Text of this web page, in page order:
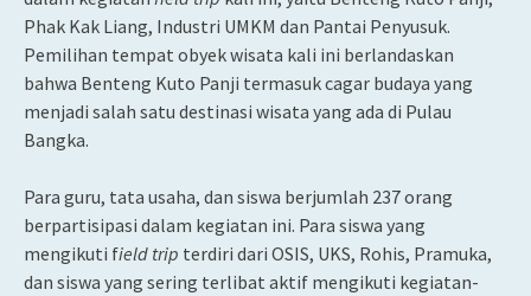
Phak Kak Liang, Industri UMKM dan Pantai Penyusuk.
Pemilihan tempat obyek wisata kali ini berlandaskan
bahwa Benteng Kuto Panji termasuk cagar budaya yang
menjadi salah satu destinasi wisata yang ada di Pulau
Bangka.
Para guru, tata usaha, dan siswa berjumlah 237 orang
berpartisipasi dalam kegiatan ini. Para siswa yang
mengikuti field trip terdiri dari OSIS, UKS, Rohis, Pramuka,
dan siswa yang sering terlibat aktif mengikuti kegiatan-